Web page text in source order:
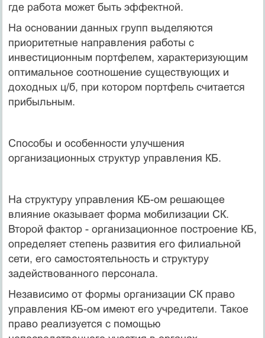
где работа может быть эффектной.
На основании данных групп выделяются
приоритетные направления работы с
инвестиционным портфелем, характеризующим
оптимальное соотношение существующих и
доходных ц/б, при котором портфель считается
прибыльным.
Способы и особенности улучшения
организационных структур управления КБ.
На структуру управления КБ-ом решающее
влияние оказывает форма мобилизации СК.
Второй фактор - организационное построение КБ,
определяет степень развития его филиальной
сети, его самостоятельность и структуру
задействованного персонала.
Независимо от формы организации СК право
управления КБ-ом имеют его учредители. Такое
право реализуется с помощью